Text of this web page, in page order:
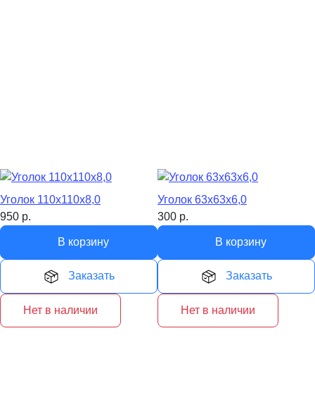
Уголок 110х110х8,0
950 р.
В корзину
Заказать
Нет в наличии
Уголок 63х63х6,0
300 р.
В корзину
Заказать
Нет в наличии